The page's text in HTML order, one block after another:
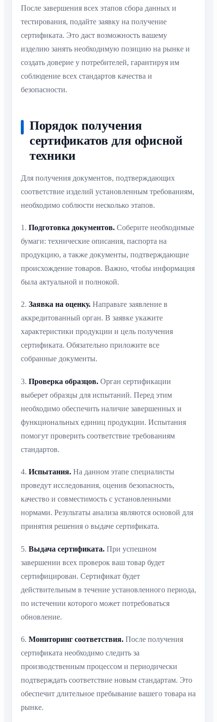
После завершения всех этапов сбора данных и
тестирования, подайте заявку на получение
сертификата. Это даст возможность вашему
изделию занять необходимую позицию на рынке и
создать доверие у потребителей, гарантируя им
соблюдение всех стандартов качества и
безопасности.
Порядок получения
сертификатов для офисной
техники
Для получения документов, подтверждающих
соответствие изделий установленным требованиям,
необходимо соблюсти несколько этапов.
1. Подготовка документов. Соберите необходимые
бумаги: технические описания, паспорта на
продукцию, а также документы, подтверждающие
происхождение товаров. Важно, чтобы информация
была актуальной и полнокой.
2. Заявка на оценку. Направьте заявление в
аккредитованный орган. В заявке укажите
характеристики продукции и цель получения
сертификата. Обязательно приложите все
собранные документы.
3. Проверка образцов. Орган сертификации
выберет образцы для испытаний. Перед этим
необходимо обеспечить наличие завершенных и
функциональных единиц продукции. Испытания
помогут проверить соответствие требованиям
стандартов.
4. Испытания. На данном этапе специалисты
проведут исследования, оценив безопасность,
качество и совместимость с установленными
нормами. Результаты анализа являются основой для
принятия решения о выдаче сертификата.
5. Выдача сертификата. При успешном
завершении всех проверок ваш товар будет
сертифицирован. Сертификат будет
действительным в течение установленного периода,
по истечении которого может потребоваться
обновление.
6. Мониторинг соответствия. После получения
сертификата необходимо следить за
производственным процессом и периодически
подтверждать соответствие новым стандартам. Это
обеспечит длительное пребывание вашего товара на
рынке.